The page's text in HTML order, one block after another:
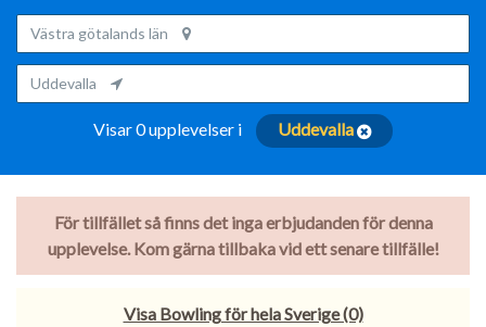
Västra götalands län
Uddevalla
Visar 0 upplevelser i Uddevalla
För tillfället så finns det inga erbjudanden för denna
upplevelse. Kom gärna tillbaka vid ett senare tillfälle!
Visa Bowling för hela Sverige (0)